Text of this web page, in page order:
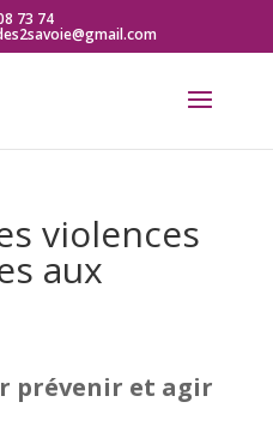
73 74
violences
aux
prévenir et agir